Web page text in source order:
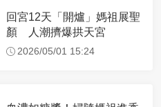
回宮12天「開爐」媽祖展聖
顏 人潮擠爆拱天宮
2026/05/01 15:24